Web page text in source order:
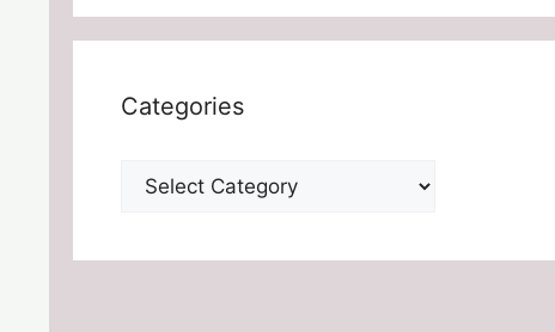
Categories
Categories